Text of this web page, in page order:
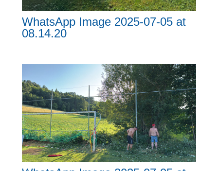
WhatsApp Image 2025-07-05 at
08.14.20